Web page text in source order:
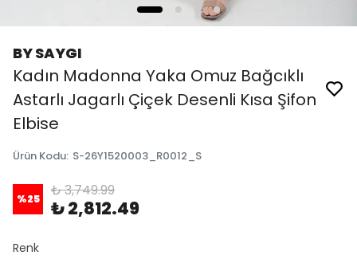
BY SAYGI
Kadın Madonna Yaka Omuz Bağcıklı
Astarlı Jagarlı Çiçek Desenli Kısa Şifon
Elbise
Ürün Kodu: S-26Y1520003_R0012_S
%25 ₺ 3,749.99
₺ 2,812.49
Renk